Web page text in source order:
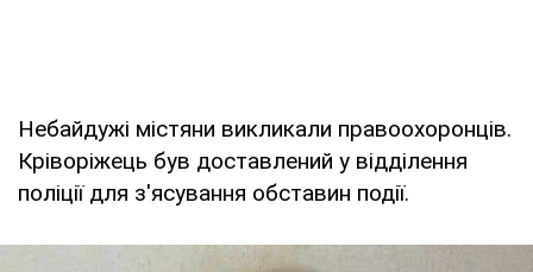
Небайдужі містяни викликали правоохоронців.
Кріворіжець був доставлений у відділення
поліції для з'ясування обставин події.